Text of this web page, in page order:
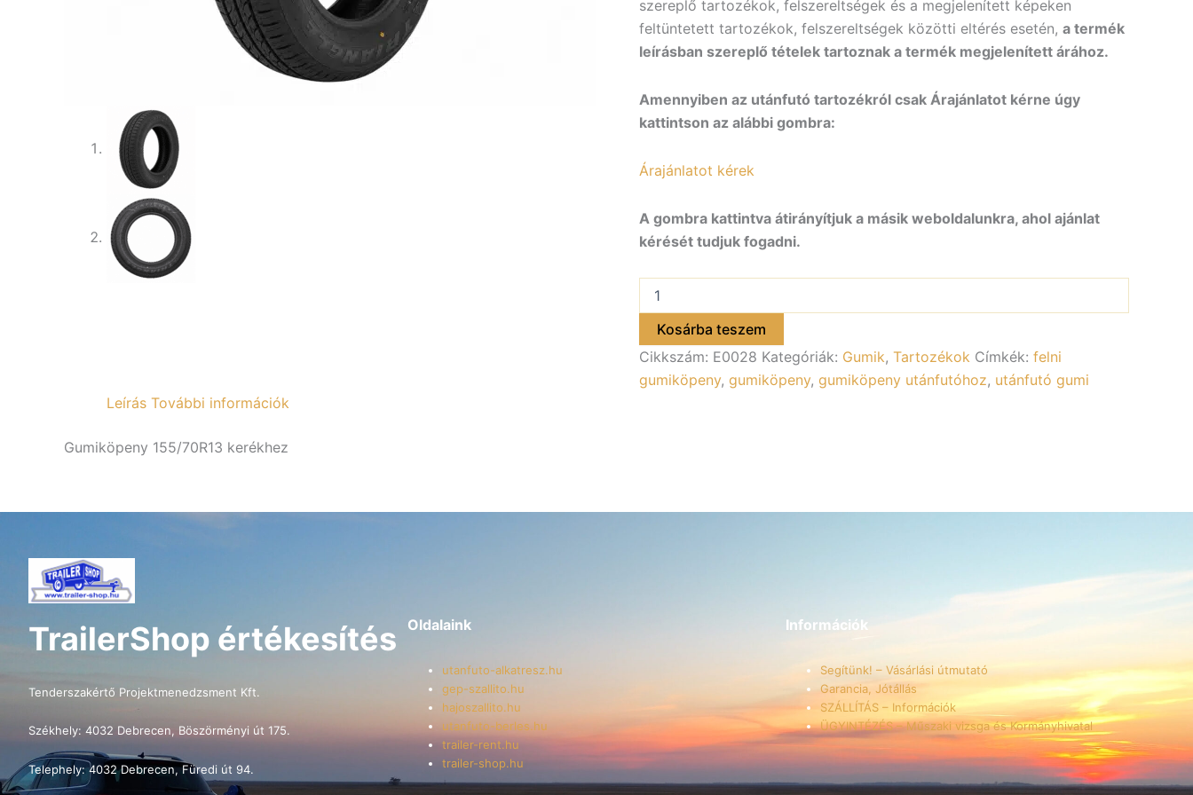
szereplő tartozékok, felszereltségek és a megjelenített képeken
feltüntetett tartozékok, felszereltségek közötti eltérés esetén, a termék
leírásban szereplő tételek tartoznak a termék megjelenített árához.
Amennyiben az utánfutó tartozékról csak Árajánlatot kérne úgy
kattintson az alábbi gombra:
Árajánlatot kérek
A gombra kattintva átirányítjuk a másik weboldalunkra, ahol ajánlat
kérését tudjuk fogadni.
155/70R13
kerékhez
E0028
mennyiség
Kosárba teszem
Cikkszám: E0028 Kategóriák: Gumik, Tartozékok Címkék: felni
gumiköpeny, gumiköpeny, gumiköpeny utánfutóhoz, utánfutó gumi
Leírás További információk
Gumiköpeny 155/70R13 kerékhez
TrailerShop értékesítés
Tenderszakértő Projektmenedzsment Kft.
Székhely: 4032 Debrecen, Böszörményi út 175.
Telephely: 4032 Debrecen, Füredi út 94.
Oldalaink
utanfuto-alkatresz.hu
gep-szallito.hu
hajoszallito.hu
utanfuto-berles.hu
trailer-rent.hu
trailer-shop.hu
Információk
Segítünk! – Vásárlási útmutató
Garancia, Jótállás
SZÁLLÍTÁS – Információk
ÜGYINTÉZÉS – Műszaki vizsga és Kormányhivatal